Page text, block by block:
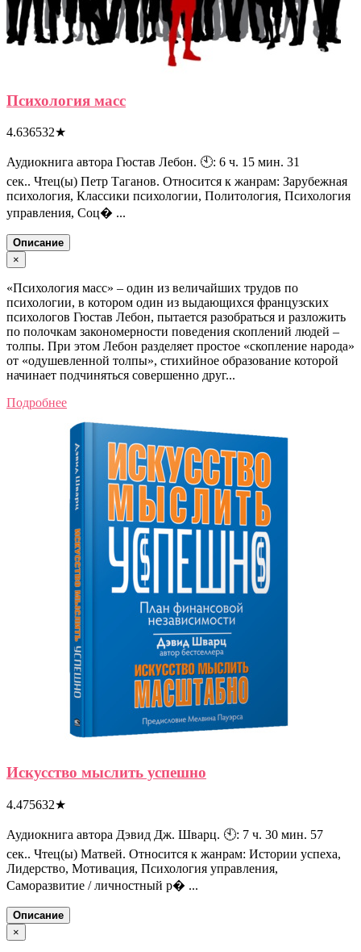
Психология масс
4.636532★
Аудиокнига автора Гюстав Лебон. 🕙: 6 ч. 15 мин. 31
сек.. Чтец(ы) Петр Таганов. Относится к жанрам: Зарубежная
психология, Классики психологии, Политология, Психология
управления, Соц� ...
Описание
×
«Психология масс» – один из величайших трудов по
психологии, в котором один из выдающихся французских
психологов Гюстав Лебон, пытается разобраться и разложить
по полочкам закономерности поведения скоплений людей –
толпы. При этом Лебон разделяет простое «скопление народа»
от «одушевленной толпы», стихийное образование которой
начинает подчиняться совершенно друг...
Подробнее
Искусство мыслить успешно
4.475632★
Аудиокнига автора Дэвид Дж. Шварц. 🕙: 7 ч. 30 мин. 57
сек.. Чтец(ы) Матвей. Относится к жанрам: Истории успеха,
Лидерство, Мотивация, Психология управления,
Саморазвитие / личностный р� ...
Описание
×